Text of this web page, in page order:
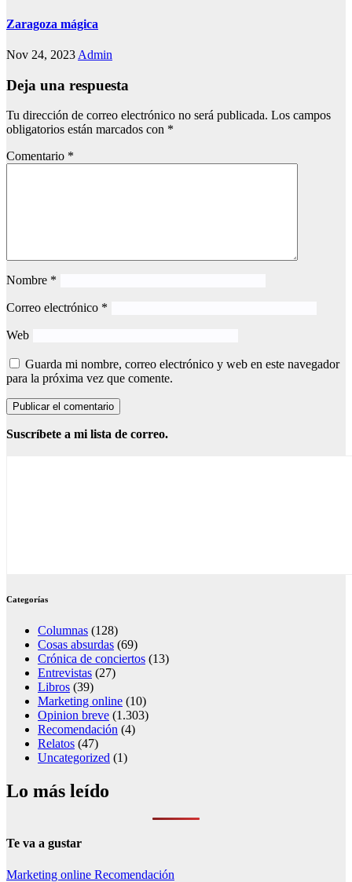
Zaragoza mágica
Nov 24, 2023 Admin
Deja una respuesta
Tu dirección de correo electrónico no será publicada. Los campos
obligatorios están marcados con *
Comentario *
Nombre *
Correo electrónico *
Web
Guarda mi nombre, correo electrónico y web en este navegador
para la próxima vez que comente.
Suscríbete a mi lista de correo.
Categorías
Columnas (128)
Cosas absurdas (69)
Crónica de conciertos (13)
Entrevistas (27)
Libros (39)
Marketing online (10)
Opinion breve (1.303)
Recomendación (4)
Relatos (47)
Uncategorized (1)
Lo más leído
Te va a gustar
Marketing online Recomendación